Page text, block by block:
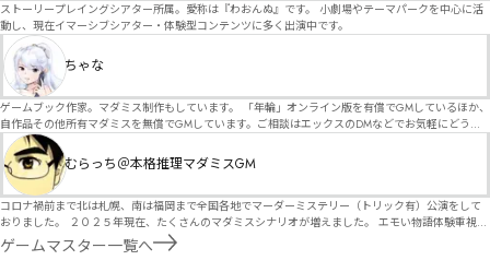
ストーリープレイングシアター所属。愛称は『わおんぬ』です。 小劇場やテーマパークを中心に活
動し、現在イマーシブシアター・体験型コンテンツに多く出演中です。
ちゃな
ゲームブック作家。マダミス制作もしています。 「年輪」オンライン版を有償でGMしているほか、
自作品その他所有マダミスを無償でGMしています。ご相談はエックスのDMなどでお気軽にどう
ぞ。
むらっち＠本格推理マダミスGM
コロナ禍前まで北は札幌、南は福岡まで全国各地でマーダーミステリー（トリック有）公演をして
おりました。 ２０２５年現在、たくさんのマダミスシナリオが増えました。 エモい物語体験重視の
シナリオがマダミス・マーダーミステリーというジャンル名でたくさんあるため、そのようなシナ
リオは簡単に遊べます。 しかし、２～３時間ずっと考え＆議論して、見たことないトリックが解け
ゲームマスター一覧へ